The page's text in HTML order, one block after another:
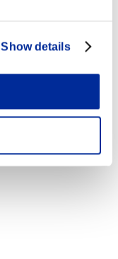
Show details